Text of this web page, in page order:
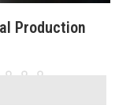
Production